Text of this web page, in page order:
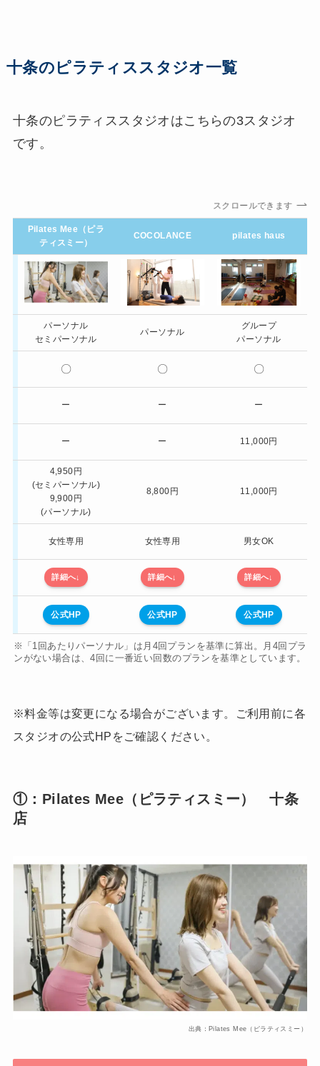
十条のピラティススタジオ一覧
十条のピラティススタジオはこちらの3スタジオ
です。
スクロールできます
スタジオ名
Pilates Mee（ピラ
ティスミー）
COCOLANCE pilates haus
画像
レッスン形式
パーソナル
セミパーソナル
パーソナル
グループ
パーソナル
ピラティス
〇 〇 〇
ー ー ー
ー ー 11,000円
1回あたり
パーソナル
4,950円
(セミパーソナル)
9,900円
(パーソナル)
8,800円 11,000円
女性専用か女性専用 女性専用 男女OK
詳細へ↓ 詳細へ↓ 詳細へ↓
公式HP 公式HP 公式HP 公式HP
※「1回あたりパーソナル」は月4回プランを基準に算出。月4回プラ
ンがない場合は、4回に一番近い回数のプランを基準としています。
※料金等は変更になる場合がございます。ご利用前に各
スタジオの公式HPをご確認ください。
①：Pilates Mee（ピラティスミー） 十条
店
出典：Pilates Mee（ピラティスミー）